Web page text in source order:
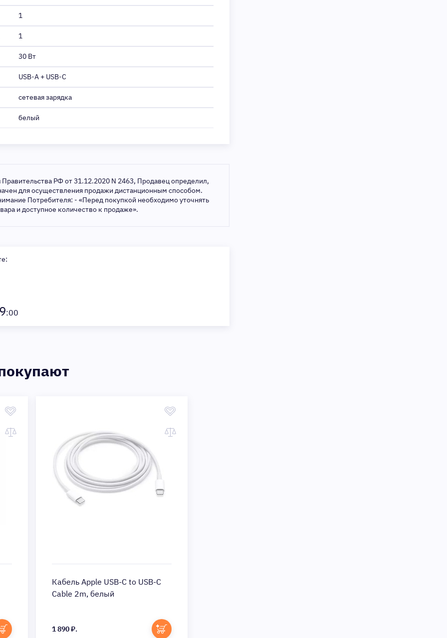
1
1
30 Вт
USB-A + USB-C
сетевая зарядка
белый
Правительства РФ от 31.12.2020 N 2463, Продавец определил,
для осуществления продажи дистанционным способом.
Потребителя: - «Перед покупкой необходимо уточнять
и доступное количество к продаже».
:00
Кабель Apple USB-C to USB-C
Cable 2m, белый
1 890 ₽.